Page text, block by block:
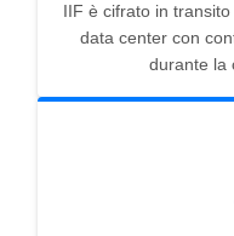
IIF è cifrato in
data center con
durante la